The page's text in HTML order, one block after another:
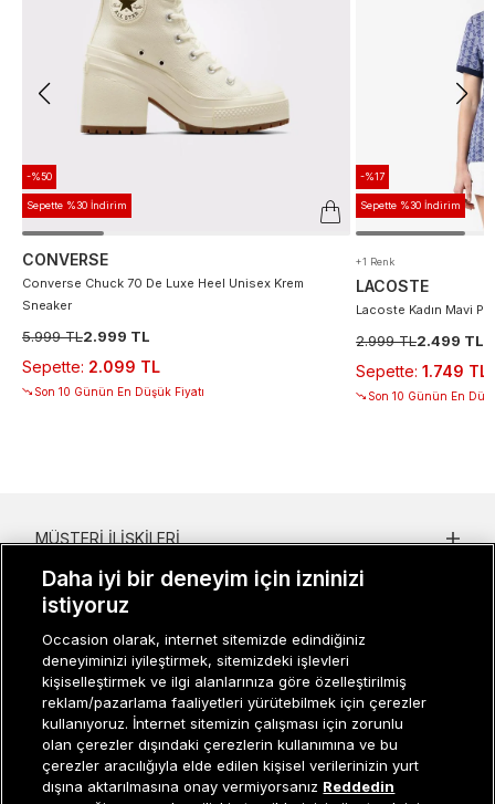
-%50
Sepette %30 İndirim
CONVERSE
Converse Chuck 70 De Luxe Heel Unisex Krem
Sneaker
5.999 TL2.999 TL
Sepette: 2.099 TL
Son 10 Günün En Düşük Fiyatı
-%17
Sepette %30 İndirim
+1 Renk
LACOSTE
Lacoste Kadın Mavi
2.999 TL2.499 TL
Sepette: 1.749 TL
Son 10 Günün En
MÜŞTERI İLIŞKILERI
KURUMSAL
GRUP MARKALAR
ERKEK KATEGORILER
Daha iyi bir deneyim için izninizi
istiyoruz
Occasion olarak, internet sitemizde edindiğiniz
deneyiminizi iyileştirmek, sitemizdeki işlevleri
kişiselleştirmek ve ilgi alanlarınıza göre özelleştirilmiş
reklam/pazarlama faaliyetleri yürütebilmek için çerezler
kullanıyoruz. İnternet sitemizin çalışması için zorunlu
olan çerezler dışındaki çerezlerin kullanımına ve bu
çerezler aracılığıyla elde edilen kişisel verilerinizin yurt
dışına aktarılmasına onay vermiyorsanız Reddedin